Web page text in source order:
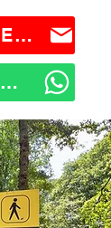
Click Here To Email Us
Click Here To WhatsApp Us